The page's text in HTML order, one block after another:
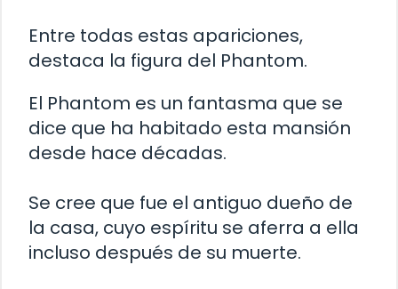
Entre todas estas apariciones,
destaca la figura del Phantom.
El Phantom es un fantasma que se
dice que ha habitado esta mansión
desde hace décadas.
Se cree que fue el antiguo dueño de
la casa, cuyo espíritu se aferra a ella
incluso después de su muerte.